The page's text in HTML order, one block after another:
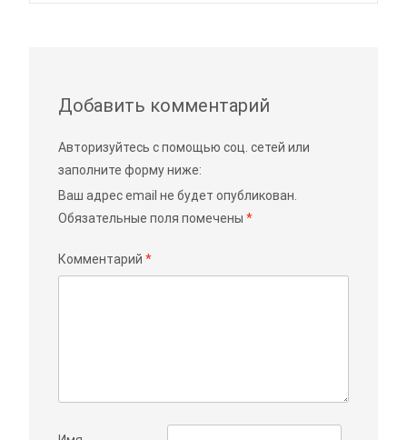
статьям
Добавить комментарий
Авторизуйтесь с помощью соц. сетей или
заполните форму ниже:
Ваш адрес email не будет опубликован.
Обязательные поля помечены *
Комментарий *